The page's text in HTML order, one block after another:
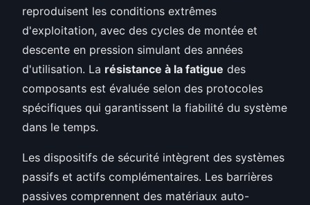
reproduisent les conditions extrêmes
d'exploitation, avec des cycles de montée et
descente en pression simulant des années
d'utilisation. La résistance à la fatigue des
composants est évaluée selon des protocoles
spécifiques qui garantissent la fiabilité du système
dans le temps.
Les dispositifs de sécurité intègrent des systèmes
passifs et actifs complémentaires. Les barrières
passives comprennent des matériaux auto-